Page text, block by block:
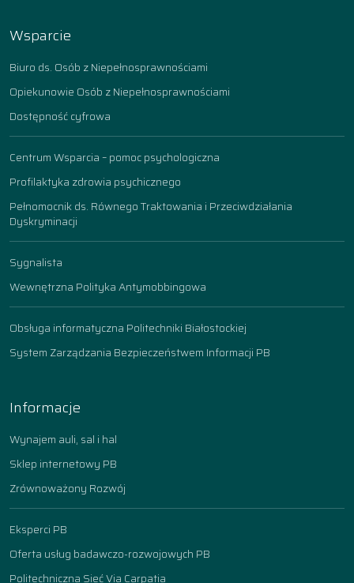
Wsparcie
Biuro ds. Osób z Niepełnosprawnościami
Opiekunowie Osób z Niepełnosprawnościami
Dostępność cyfrowa
Centrum Wsparcia – pomoc psychologiczna
Profilaktyka zdrowia psychicznego
Pełnomocnik ds. Równego Traktowania i Przeciwdziałania
Dyskryminacji
Sygnalista
Wewnętrzna Polityka Antymobbingowa
Obsługa informatyczna Politechniki Białostockiej
System Zarządzania Bezpieczeństwem Informacji PB
Informacje
Wynajem auli, sal i hal
Sklep internetowy PB
Zrównoważony Rozwój
Eksperci PB
Oferta usług badawczo-rozwojowych PB
Politechniczna Sieć Via Carpatia